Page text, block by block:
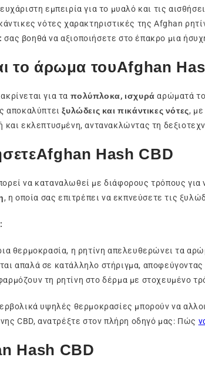
εμπειρία για το μυαλό και τις
νότες χαρακτηριστικές της Afghan
σας βοηθά να αξιοποιήσετε στο έπακρο μια
το άρωμα τουAfghan
για τα πολύπλοκα, ισχυρά αρώματά
αποκαλύπτειξυλώδεις και πικάντικες νότες,
εκλεπτυσμένη, αντανακλώντας τη
Hash CBD
να καταναλωθεί με διάφορους τρόπους
, η οποία σας επιτρέπει να εκπνεύσετε τις
θερμοκρασία, η ρητίνη απελευθερώνει τα
απαλά σε κατάλληλο στήριγμα,
τη ρητίνη στο δέρμα με στοχευμένο
υψηλές θερμοκρασίες μπορούν να
CBD, ανατρέξτε στον πλήρη οδηγό μας: Πώς
Hash CBD